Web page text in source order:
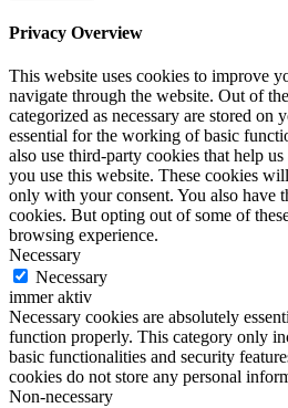
Privacy Overview
This website uses cookies to improve
navigate through the website. Out of
categorized as necessary are stored on
essential for the working of basic
also use third-party cookies that help
you use this website. These cookies
only with your consent. You also have
cookies. But opting out of some of
browsing experience.
Necessary
Necessary
immer aktiv
Necessary cookies are absolutely
function properly. This category only
basic functionalities and security
cookies do not store any personal
Non-necessary